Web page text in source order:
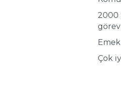
2000
görev
Çok